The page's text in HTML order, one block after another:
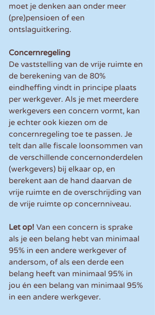
moet je denken aan onder meer
(pre)pensioen of een
ontslaguitkering.
Concernregeling
De vaststelling van de vrije ruimte en
de berekening van de 80%
eindheffing vindt in principe plaats
per werkgever. Als je met meerdere
werkgevers een concern vormt, kan
je echter ook kiezen om de
concernregeling toe te passen. Je
telt dan alle fiscale loonsommen van
de verschillende concernonderdelen
(werkgevers) bij elkaar op, en
berekent aan de hand daarvan de
vrije ruimte en de overschrijding van
de vrije ruimte op concernniveau.
Let op! Van een concern is sprake
als je een belang hebt van minimaal
95% in een andere werkgever of
andersom, of als een derde een
belang heeft van minimaal 95% in
jou én een belang van minimaal 95%
in een andere werkgever.